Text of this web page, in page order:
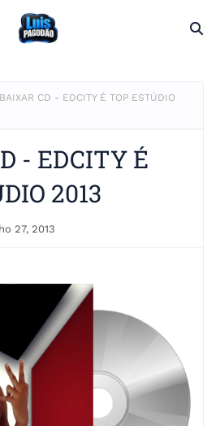
BAIXAR CD - EDCITY É TOP ESTÚDIO
- EDCITY É
2013
27, 2013